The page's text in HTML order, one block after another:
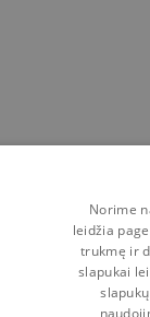
Norime
leidžia
trukmę ir
slapukai